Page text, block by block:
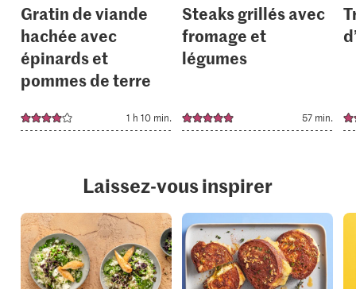
Gratin de viande
hachée avec
épinards et
pommes de terre
1 h 10 min.
Steaks grillés avec
fromage et
légumes
57 min.
Laissez-vous inspirer